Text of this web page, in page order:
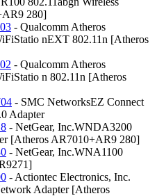
280]
- Qualcomm Atheros
nEXT 802.11n [Atheros
- Qualcomm Atheros
n 802.11n [Atheros
- SMC NetworksEZ Connect
Adapter
- NetGear, Inc.WNDA3200
[Atheros AR7010+AR9 280]
- NetGear, Inc.WNA1100
- Actiontec Electronics, Inc.
Adapter [Atheros